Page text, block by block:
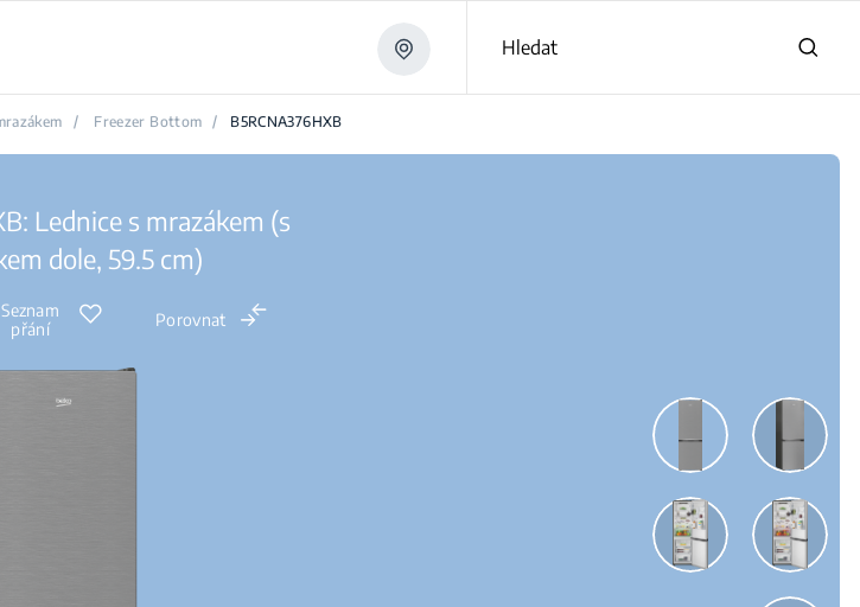
Hledat
/ Freezer Bottom / B5RCNA376HXB
Lednice s mrazákem (s
dole, 59.5 cm)
Seznam
přání
Porovnat